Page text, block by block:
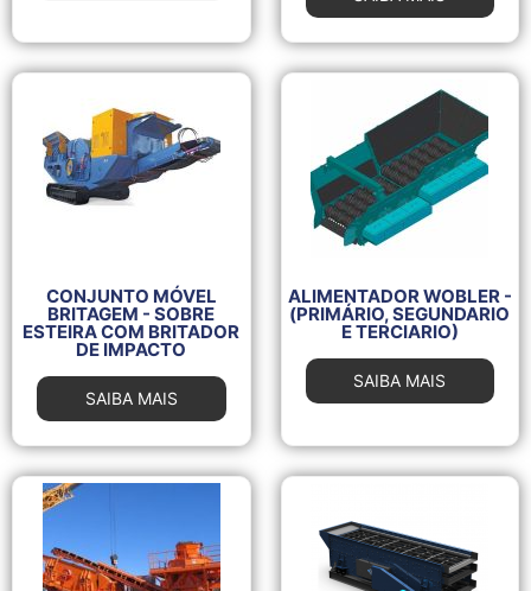
CONJUNTO MÓVEL
BRITAGEM - SOBRE
ESTEIRA COM BRITADOR
DE IMPACTO
SAIBA MAIS
ALIMENTADOR WOBLER -
(PRIMÁRIO, SEGUNDARIO
E TERCIARIO)
SAIBA MAIS